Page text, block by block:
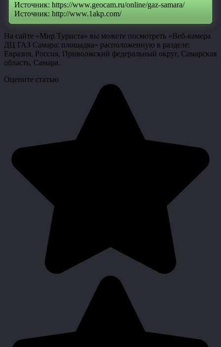
Источник: https://www.geocam.ru/online/gaz-samara/
Источник: http://www.1akp.com/
На сайте «Мир Туриста» вы можете посмотреть «Веб-камера
ДЦ ГАЗ Самара: площадка» расположенную в разделе:
Евразия, Россия, Приволжский федеральный округ, Самарская
область, Самара.
Оцените статью